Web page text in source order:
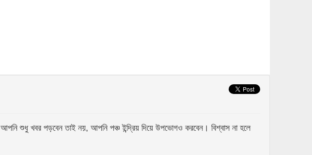
শুধু খবর পড়বেন তাই নয়, আপনি পঞ্চ ইন্দ্রিয় দিয়ে উপভোগও করবেন। বিশ্বাস না হলে